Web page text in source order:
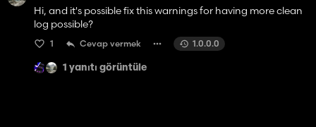
Hi, and it's possible fix this warnings for having more clean
log possible?
1 Cevap vermek 1.0.0.0
1 yanıtı görüntüle